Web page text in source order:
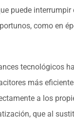
puede
como en
tecnológicos
más
a los
que al